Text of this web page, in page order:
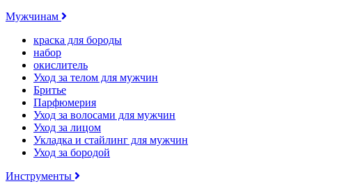
Мужчинам
краска для бороды
набор
окислитель
Уход за телом для мужчин
Бритье
Парфюмерия
Уход за волосами для мужчин
Уход за лицом
Укладка и стайлинг для мужчин
Уход за бородой
Инструменты